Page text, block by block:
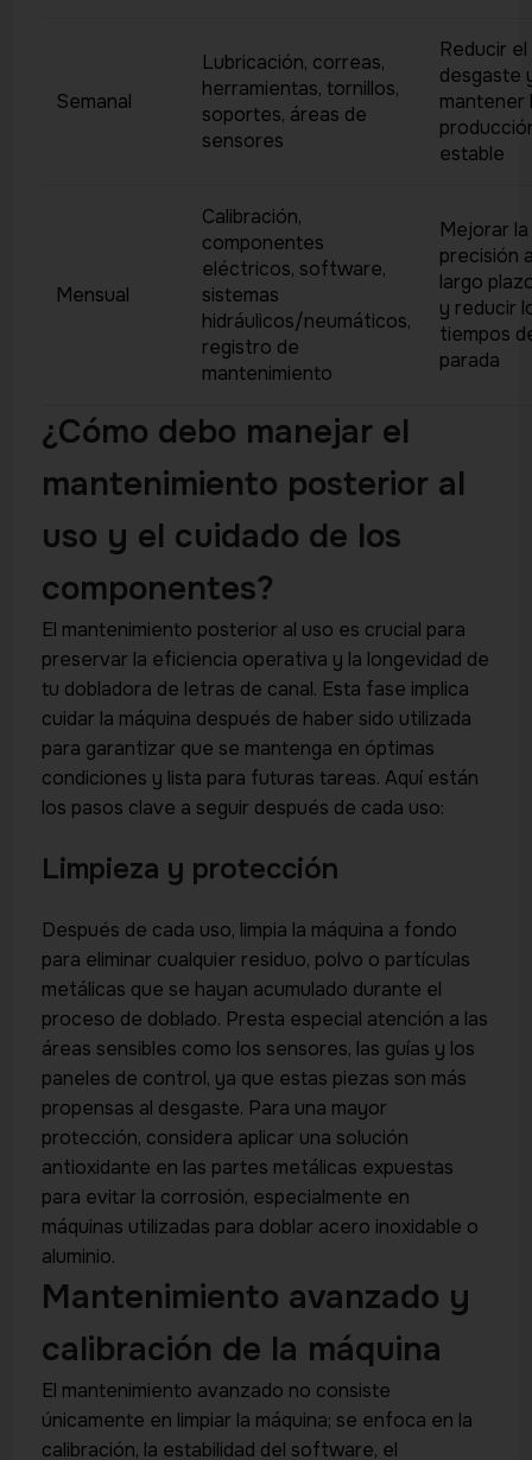
Semanal
Lubricación, correas,
herramientas, tornillos,
soportes, áreas de
sensores
Reducir el
desgaste
mantener
estable
Mensual
Calibración,
componentes
eléctricos, software,
sistemas
hidráulicos/neumáticos,
registro de
mantenimiento
Mejorar la
precisión
largo
y reducir
tiempos
parada
¿Cómo debo manejar el
mantenimiento posterior al
uso y el cuidado de los
componentes?
El mantenimiento posterior al uso es crucial para
preservar la eficiencia operativa y la longevidad de
tu dobladora de letras de canal. Esta fase implica
cuidar la máquina después de haber sido utilizada
para garantizar que se mantenga en óptimas
condiciones y lista para futuras tareas. Aquí están
los pasos clave a seguir después de cada uso:
Limpieza y protección
Después de cada uso, limpia la máquina a fondo
para eliminar cualquier residuo, polvo o partículas
metálicas que se hayan acumulado durante el
proceso de doblado. Presta especial atención a las
áreas sensibles como los sensores, las guías y los
paneles de control, ya que estas piezas son más
propensas al desgaste. Para una mayor
protección, considera aplicar una solución
antioxidante en las partes metálicas expuestas
para evitar la corrosión, especialmente en
máquinas utilizadas para doblar acero inoxidable o
aluminio.
Mantenimiento avanzado y
calibración de la máquina
El mantenimiento avanzado no consiste
únicamente en limpiar la máquina; se enfoca en la
calibración, la estabilidad del software, el